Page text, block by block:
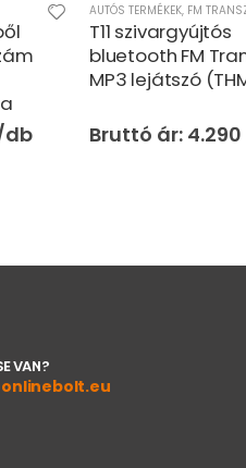
AUTÓS TERMÉKEK, FM
T11 szivargyújtós
bluetooth FM
MP3 lejátszó
4.290
VAN?